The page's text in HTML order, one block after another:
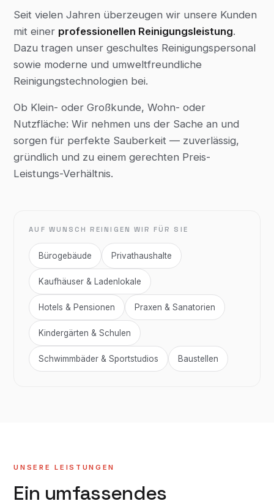
Seit vielen Jahren überzeugen wir unsere Kunden
mit einer professionellen Reinigungsleistung.
Dazu tragen unser geschultes Reinigungspersonal
sowie moderne und umweltfreundliche
Reinigungstechnologien bei.
Ob Klein- oder Großkunde, Wohn- oder
Nutzfläche: Wir nehmen uns der Sache an und
sorgen für perfekte Sauberkeit — zuverlässig,
gründlich und zu einem gerechten Preis-
Leistungs-Verhältnis.
AUF WUNSCH REINIGEN WIR FÜR SIE
Bürogebäude Privathaushalte
Kaufhäuser & Ladenlokale
Hotels & Pensionen Praxen & Sanatorien
Kindergärten & Schulen
Schwimmbäder & Sportstudios Baustellen
UNSERE LEISTUNGEN
Ein umfassendes